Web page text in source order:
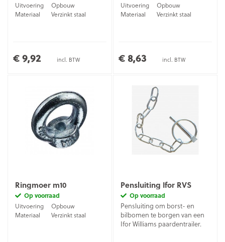
Uitvoering
Opbouw
Materiaal
Verzinkt staal
€ 9,92 incl. BTW
Uitvoering
Opbouw
Materiaal
Verzinkt staal
€ 8,63 incl. BTW
Ringmoer m10
Op voorraad
Uitvoering
Opbouw
Materiaal
Verzinkt staal
Pensluiting Ifor RVS
Op voorraad
Pensluiting om borst- en
bilbomen te borgen van een
Ifor Williams paardentrailer.